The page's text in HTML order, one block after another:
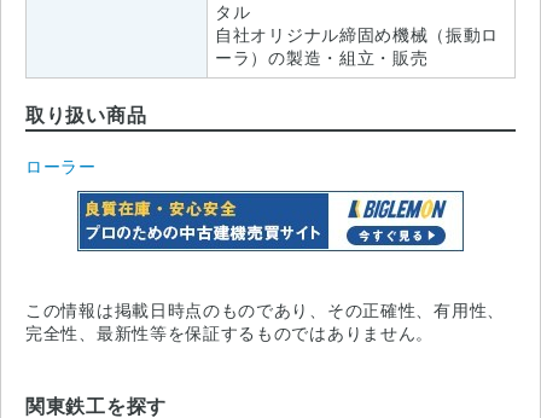
タル
自社オリジナル締固め機械（振動ロ
ーラ）の製造・組立・販売
取り扱い商品
ローラー
この情報は掲載日時点のものであり、その正確性、有用性、
完全性、最新性等を保証するものではありません。
関東鉄工を探す